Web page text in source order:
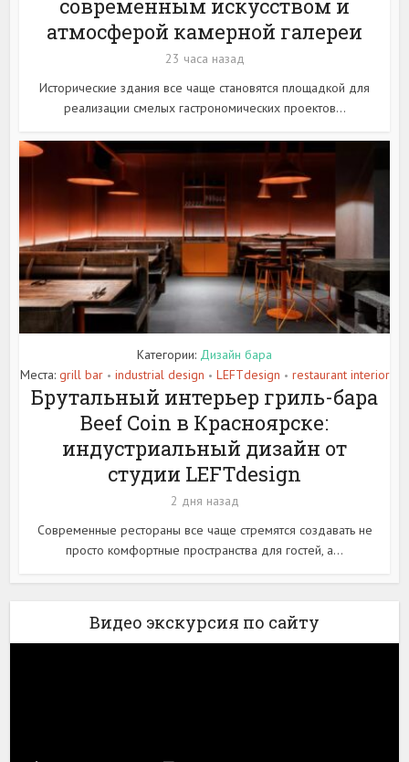
современным искусством и
атмосферой камерной галереи
23 часа назад
Исторические здания все чаще становятся площадкой для
реализации смелых гастрономических проектов...
Категории: Дизайн бара
Места: grill bar • industrial design • LEFTdesign • restaurant interior
Брутальный интерьер гриль-бара
Beef Coin в Красноярске:
индустриальный дизайн от
студии LEFTdesign
2 дня назад
Современные рестораны все чаще стремятся создавать не
просто комфортные пространства для гостей, а...
Видео экскурсия по сайту